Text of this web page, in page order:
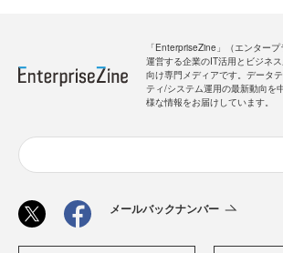
「EnterpriseZine」（エンター
運営する企業のIT活用とビジネ
向け専門メディアです。データ
ティ/システム運用の最新動向を
様な情報をお届けしています。
メールバックナンバー